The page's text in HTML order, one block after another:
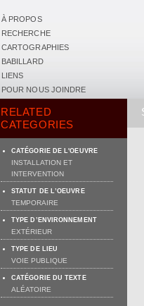
À PROPOS
RECHERCHE
CARTOGRAPHIES
BABILLARD
LIENS
POUR NOUS JOINDRE
RELATED
CATEGORIES
CATÉGORIE DE L'OEUVRE
INSTALLATION ET
INTERVENTION
STATUT DE L’OEUVRE
TEMPORAIRE
TYPE D’ENVIRONNEMENT
EXTÉRIEUR
TYPE DE LIEU
VOIE PUBLIQUE
CATÉGORIE DU TEXTE
ALÉATOIRE